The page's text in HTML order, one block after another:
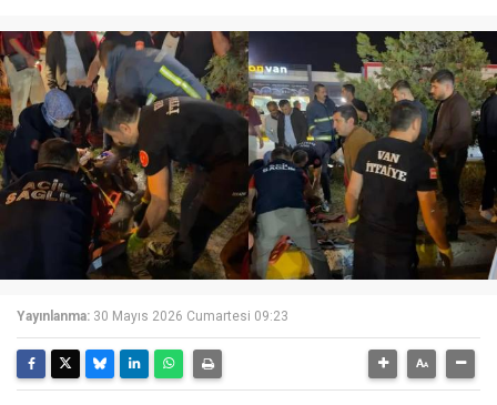
Yayınlanma: 30 Mayıs 2026 Cumartesi 09:23